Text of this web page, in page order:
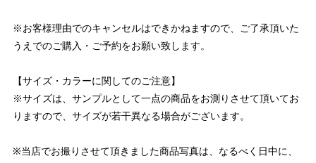
※お客様理由でのキャンセルはできかねますので、ご了承頂いた
うえでのご購入・ご予約をお願い致します。
【サイズ・カラーに関してのご注意】
※サイズは、サンプルとして一点の商品をお測りさせて頂いてお
りますので、サイズが若干異なる場合がございます。
※当店でお撮りさせて頂きました商品写真は、なるべく日中に、